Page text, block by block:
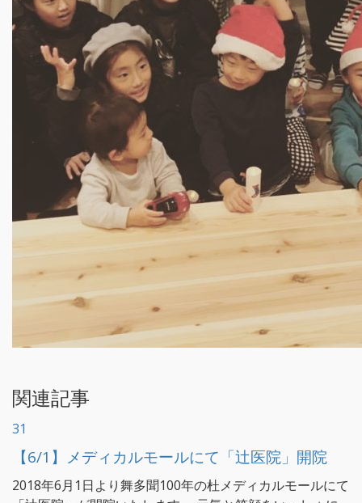
関連記事
31
【6/1】メディカルモールにて「辻医院」開院
2018年6月1日より舞多聞100年の杜メディカルモールにて